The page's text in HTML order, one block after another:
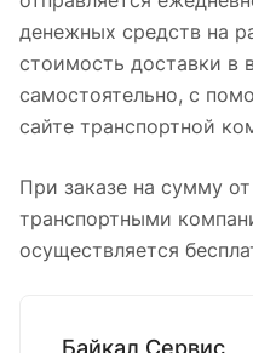
денежных средств на
стоимость доставки
самостоятельно, с
сайте транспортной
При заказе на сумму
транспортными
осуществляется
Байкал Сервис